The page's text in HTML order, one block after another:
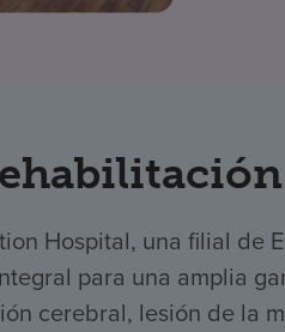
Hospital, una filial de
para una amplia
cerebral, lesión de la